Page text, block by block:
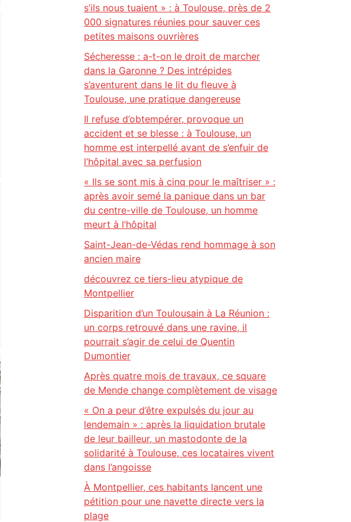
s’ils nous tuaient » : à Toulouse, près de 2
000 signatures réunies pour sauver ces
petites maisons ouvrières
Sécheresse : a-t-on le droit de marcher
dans la Garonne ? Des intrépides
s’aventurent dans le lit du fleuve à
Toulouse, une pratique dangereuse
Il refuse d’obtempérer, provoque un
accident et se blesse : à Toulouse, un
homme est interpellé avant de s’enfuir de
l’hôpital avec sa perfusion
« Ils se sont mis à cinq pour le maîtriser » :
après avoir semé la panique dans un bar
du centre-ville de Toulouse, un homme
meurt à l’hôpital
Saint-Jean-de-Védas rend hommage à son
ancien maire
découvrez ce tiers-lieu atypique de
Montpellier
Disparition d’un Toulousain à La Réunion :
un corps retrouvé dans une ravine, il
pourrait s’agir de celui de Quentin
Dumontier
Après quatre mois de travaux, ce square
de Mende change complètement de visage
« On a peur d’être expulsés du jour au
lendemain » : après la liquidation brutale
de leur bailleur, un mastodonte de la
solidarité à Toulouse, ces locataires vivent
dans l’angoisse
À Montpellier, ces habitants lancent une
pétition pour une navette directe vers la
plage